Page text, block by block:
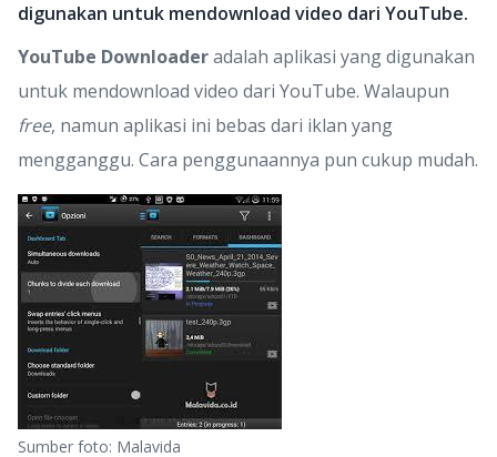
digunakan untuk mendownload video dari YouTube.
YouTube Downloaderadalah aplikasi yang digunakan
untuk mendownload video dari YouTube. Walaupun
free, namun aplikasi ini bebas dari iklan yang
mengganggu. Cara penggunaannya pun cukup mudah.
Sumber foto: Malavida